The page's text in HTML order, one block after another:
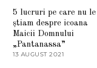
5
A
R
T
I
2
5 lucruri pe care nu le
știam despre icoana
Maicii Domnului
„Pantanassa”
13 AUGUST 2021